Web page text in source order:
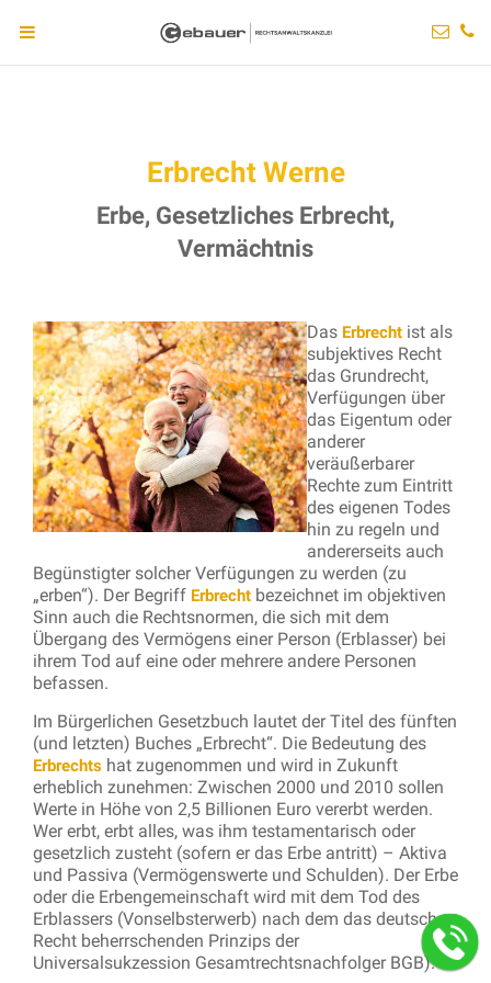
Erbrecht Werne
Erbe, Gesetzliches Erbrecht,
Vermächtnis
Das Erbrecht ist als
subjektives Recht
das Grundrecht,
Verfügungen über
das Eigentum oder
anderer
veräußerbarer
Rechte zum Eintritt
des eigenen Todes
hin zu regeln und
andererseits auch
Begünstigter solcher Verfügungen zu werden (zu
„erben“). Der Begriff Erbrecht bezeichnet im objektiven
Sinn auch die Rechtsnormen, die sich mit dem
Übergang des Vermögens einer Person (Erblasser) bei
ihrem Tod auf eine oder mehrere andere Personen
befassen.
Im Bürgerlichen Gesetzbuch lautet der Titel des fünften
(und letzten) Buches „Erbrecht“. Die Bedeutung des
Erbrechts hat zugenommen und wird in Zukunft
erheblich zunehmen: Zwischen 2000 und 2010 sollen
Werte in Höhe von 2,5 Billionen Euro vererbt werden.
Wer erbt, erbt alles, was ihm testamentarisch oder
gesetzlich zusteht (sofern er das Erbe antritt) – Aktiva
und Passiva (Vermögenswerte und Schulden). Der Erbe
oder die Erbengemeinschaft wird mit dem Tod des
Erblassers (Vonselbsterwerb) nach dem das deutsche
Recht beherrschenden Prinzips der
Universalsukzession Gesamtrechtsnachfolger BGB).